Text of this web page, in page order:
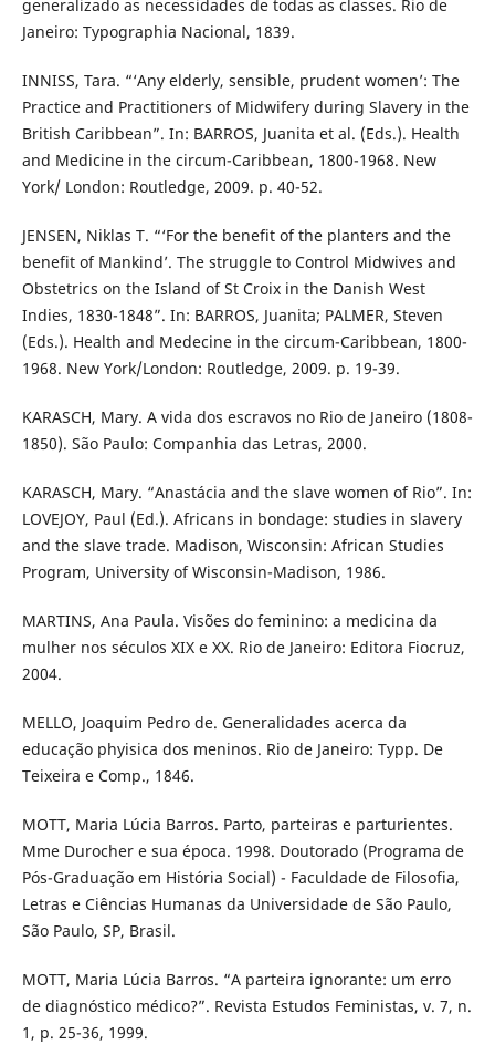
generalizado as necessidades de todas as classes. Rio de
Janeiro: Typographia Nacional, 1839.
INNISS, Tara. “‘Any elderly, sensible, prudent women’: The
Practice and Practitioners of Midwifery during Slavery in the
British Caribbean”. In: BARROS, Juanita et al. (Eds.). Health
and Medicine in the circum-Caribbean, 1800-1968. New
York/ London: Routledge, 2009. p. 40-52.
JENSEN, Niklas T. “‘For the benefit of the planters and the
benefit of Mankind’. The struggle to Control Midwives and
Obstetrics on the Island of St Croix in the Danish West
Indies, 1830-1848”. In: BARROS, Juanita; PALMER, Steven
(Eds.). Health and Medecine in the circum-Caribbean, 1800-
1968. New York/London: Routledge, 2009. p. 19-39.
KARASCH, Mary. A vida dos escravos no Rio de Janeiro (1808-
1850). São Paulo: Companhia das Letras, 2000.
KARASCH, Mary. “Anastácia and the slave women of Rio”. In:
LOVEJOY, Paul (Ed.). Africans in bondage: studies in slavery
and the slave trade. Madison, Wisconsin: African Studies
Program, University of Wisconsin-Madison, 1986.
MARTINS, Ana Paula. Visões do feminino: a medicina da
mulher nos séculos XIX e XX. Rio de Janeiro: Editora Fiocruz,
2004.
MELLO, Joaquim Pedro de. Generalidades acerca da
educação phyisica dos meninos. Rio de Janeiro: Typp. De
Teixeira e Comp., 1846.
MOTT, Maria Lúcia Barros. Parto, parteiras e parturientes.
Mme Durocher e sua época. 1998. Doutorado (Programa de
Pós-Graduação em História Social) - Faculdade de Filosofia,
Letras e Ciências Humanas da Universidade de São Paulo,
São Paulo, SP, Brasil.
MOTT, Maria Lúcia Barros. “A parteira ignorante: um erro
de diagnóstico médico?”. Revista Estudos Feministas, v. 7, n.
1, p. 25-36, 1999.